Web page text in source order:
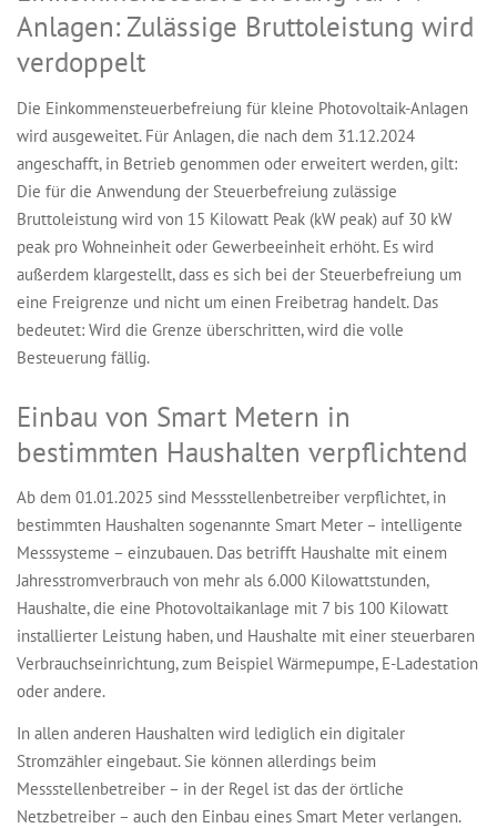
Anlagen: Zulässige Bruttoleistung wird
verdoppelt
Die Einkommensteuerbefreiung für kleine Photovoltaik-Anlagen
wird ausgeweitet. Für Anlagen, die nach dem 31.12.2024
angeschafft, in Betrieb genommen oder erweitert werden, gilt:
Die für die Anwendung der Steuerbefreiung zulässige
Bruttoleistung wird von 15 Kilowatt Peak (kW peak) auf 30 kW
peak pro Wohneinheit oder Gewerbeeinheit erhöht. Es wird
außerdem klargestellt, dass es sich bei der Steuerbefreiung um
eine Freigrenze und nicht um einen Freibetrag handelt. Das
bedeutet: Wird die Grenze überschritten, wird die volle
Besteuerung fällig.
Einbau von Smart Metern in
bestimmten Haushalten verpflichtend
Ab dem 01.01.2025 sind Messstellenbetreiber verpflichtet, in
bestimmten Haushalten sogenannte Smart Meter – intelligente
Messsysteme – einzubauen. Das betrifft Haushalte mit einem
Jahresstromverbrauch von mehr als 6.000 Kilowattstunden,
Haushalte, die eine Photovoltaikanlage mit 7 bis 100 Kilowatt
installierter Leistung haben, und Haushalte mit einer steuerbaren
Verbrauchseinrichtung, zum Beispiel Wärmepumpe, E-Ladestation
oder andere.
In allen anderen Haushalten wird lediglich ein digitaler
Stromzähler eingebaut. Sie können allerdings beim
Messstellenbetreiber – in der Regel ist das der örtliche
Netzbetreiber – auch den Einbau eines Smart Meter verlangen.